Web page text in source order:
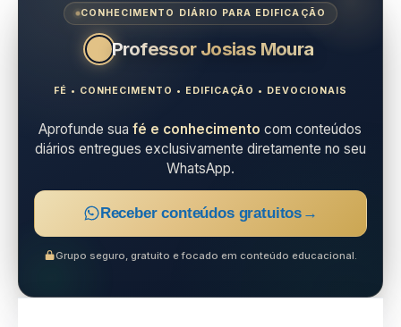
CONHECIMENTO DIÁRIO PARA EDIFICAÇÃO
Professor Josias Moura
FÉ • CONHECIMENTO • EDIFICAÇÃO • DEVOCIONAIS
Aprofunde suafé e conhecimento com conteúdos
diários entregues exclusivamente diretamente no seu
WhatsApp.
Receber conteúdos gratuitos →
Grupo seguro, gratuito e focado em conteúdo educacional.